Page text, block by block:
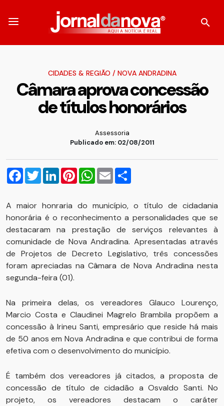
CIDADES & REGIÃO / NOVA ANDRADINA
Câmara aprova concessão
de títulos honorários
Assessoria
Publicado em: 02/08/2011
Facebook
TwitterLinkedInPinterestWhatsApp
Email
A maior honraria do município, o título de cidadania
honorária é o reconhecimento a personalidades que se
destacaram na prestação de serviços relevantes à
comunidade de Nova Andradina. Apresentadas através
de Projetos de Decreto Legislativo, três concessões
foram apreciadas na Câmara de Nova Andradina nesta
segunda-feira (01).
Na primeira delas, os vereadores Glauco Lourenço,
Marcio Costa e Claudinei Magrelo Brambila propõem a
concessão à Irineu Santi, empresário que reside há mais
de 50 anos em Nova Andradina e que contribui de forma
efetiva com o desenvolvimento do município.
É também dos vereadores já citados, a proposta de
concessão de título de cidadão a Osvaldo Santi. No
projeto, os vereadores destacam o caráter